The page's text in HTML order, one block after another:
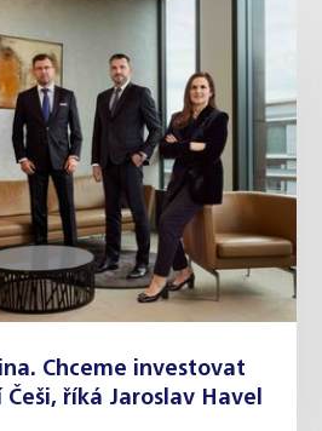
Chceme investovat
říká Jaroslav Havel